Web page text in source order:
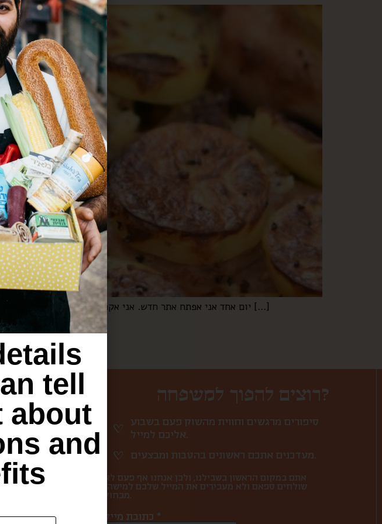
יום אחד אני אפתח אתר חדש. אני אקרא לו “עוף, תפו”א, מלח, פלפל. ובצל” חמישה מרכיבים שיש בכל בית, ואפשר ליצור איתם עולמות. חמישה מרכיבים […]
רוצים להפוך למשפחה?
סיפורים מרגשים וחווית מהשוק פעם בשבוע
אתם במקום הראשון בשבילנו, ולכן אנחנו אף פעם לא
שולחים ספאם ולא מעבירים את המייל שלכם למישהו
מבחוץ.
כתובת מייל *
tell
about
and